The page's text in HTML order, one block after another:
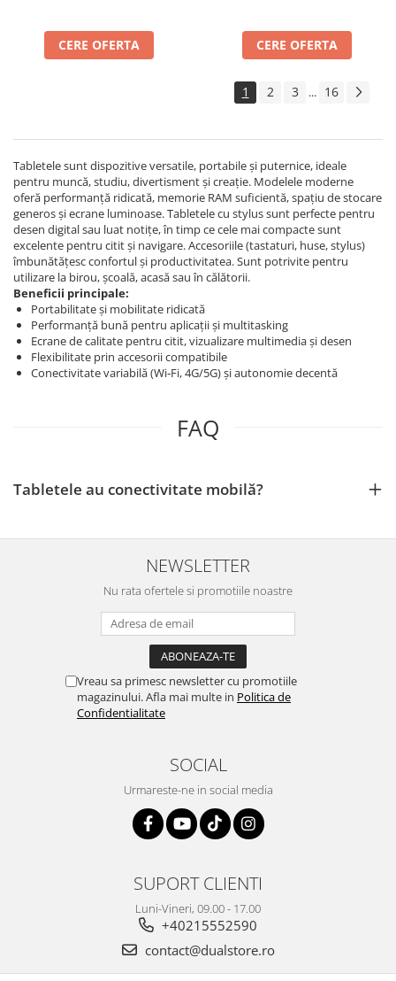
SIM
CERE OFERTA
SIM
CERE OFERTA
1 2 3 ... 16
Tabletele sunt dispozitive versatile, portabile și puternice, ideale
pentru muncă, studiu, divertisment și creație. Modelele moderne
oferă performanță ridicată, memorie RAM suficientă, spațiu de stocare
generos și ecrane luminoase. Tabletele cu stylus sunt perfecte pentru
desen digital sau luat notițe, în timp ce cele mai compacte sunt
excelente pentru citit și navigare. Accesoriile (tastaturi, huse, stylus)
îmbunătățesc confortul și productivitatea. Sunt potrivite pentru
utilizare la birou, școală, acasă sau în călătorii.
Beneficii principale:
Portabilitate și mobilitate ridicată
Performanță bună pentru aplicații și multitasking
Ecrane de calitate pentru citit, vizualizare multimedia și desen
Flexibilitate prin accesorii compatibile
Conectivitate variabilă (Wi‑Fi, 4G/5G) și autonomie decentă
FAQ
Tabletele au conectivitate mobilă?
NEWSLETTER
Nu rata ofertele si promotiile noastre
Vreau sa primesc newsletter cu promotiile
magazinului. Afla mai multe in Politica de
Confidentialitate
SOCIAL
Urmareste-ne in social media
SUPORT CLIENTI
Luni-Vineri, 09.00 - 17.00
+40215552590
contact@dualstore.ro